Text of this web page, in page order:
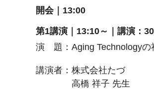
開会｜13:00
第1講演｜13:10～｜講演：
演 題：Aging Technologyの
講演者：株式会社たづ
高橋 祥子 先生